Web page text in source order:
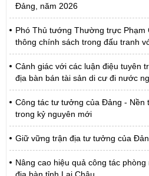
Đảng, năm 2026
Phó Thủ tướng Thường trực Phạm
thông chính sách trong đấu tranh
Cảnh giác với các luận điệu tuyên
địa bàn bán tài sản di cư đi nước
Công tác tư tưởng của Đảng -
trong kỷ nguyên mới
Giữ vững trận địa tư tưởng của
Nâng cao hiệu quả công tác
địa bàn tỉnh Lai Châu